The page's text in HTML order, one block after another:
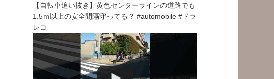
【自転車追い抜き】黄色センターラインの道路でも
1.5ｍ以上の安全間隔守ってる？ #automobile #ドラ
レコ